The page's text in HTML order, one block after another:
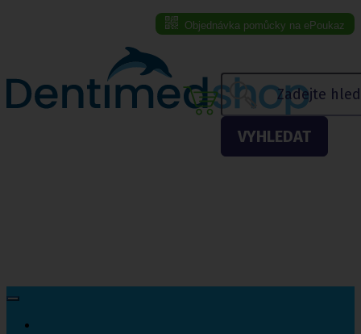
Objednávka pomůcky na ePoukaz
VYHLEDAT